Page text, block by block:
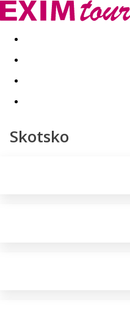
Akční nabídky Last minute
Skotsko